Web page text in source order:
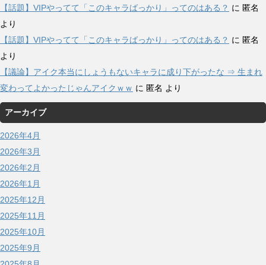
【話題】VIPやってて「このキャラばっかり」ってのはある？ に 匿名
より
【話題】VIPやってて「このキャラばっかり」ってのはある？ に 匿名
より
【議論】アイク本当にしょうもないキャラに成り下がったな ⇒ 生まれ
変わってよかったじゃんアイクｗｗ に 匿名 より
アーカイブ
2026年4月
2026年3月
2026年2月
2026年1月
2025年12月
2025年11月
2025年10月
2025年9月